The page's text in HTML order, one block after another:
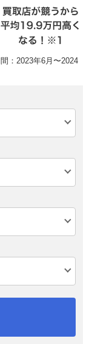
：2023年6月〜2024